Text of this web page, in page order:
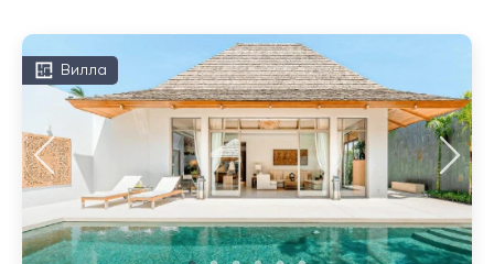
Вилла